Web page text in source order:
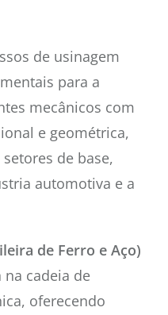
de usinagem
para a
mecânicos com
e geométrica,
de base,
automotiva e a
de Ferro e Aço)
cadeia de
oferecendo